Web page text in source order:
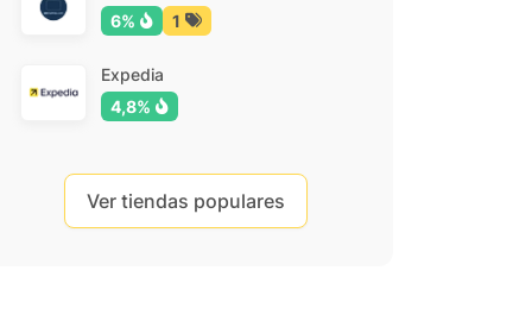
6%
1
Expedia
4,8%
Ver tiendas populares